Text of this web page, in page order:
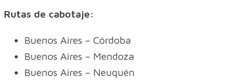
Rutas de cabotaje:
Buenos Aires – Córdoba
Buenos Aires – Mendoza
Buenos Aires – Neuquén